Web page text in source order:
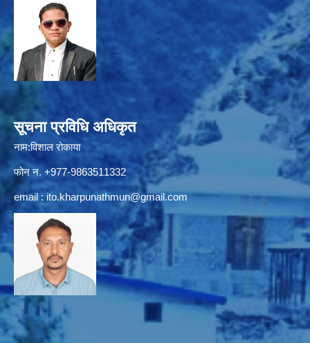
सूचना प्रविधि अधिकृत
नाम:विशाल रोकाया
फोन न. +977-9863511332
email : ito.kharpunathmun@gmail.com